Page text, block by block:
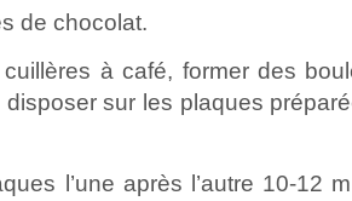
de chocolat.
cuillères à café, former des
disposer sur les plaques
l’une après l’autre 10-12